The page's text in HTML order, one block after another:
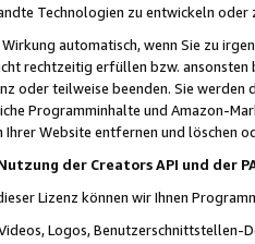
Technologien zu entwickeln
automatisch, wenn Sie zu
rechtzeitig erfüllen bzw. ansonsten
oder teilweise beenden. Sie werden
Programminhalte und Amazon-
Website entfernen und löschen
der Creators API und der
Lizenz können wir Ihnen
Logos, Benutzerschnittstellen-